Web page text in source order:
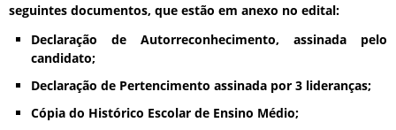
seguintes documentos, que estão em anexo no edital:
Declaração de Autorreconhecimento, assinada pelo
candidato;
Declaração de Pertencimento assinada por 3 lideranças;
Cópia do Histórico Escolar de Ensino Médio;